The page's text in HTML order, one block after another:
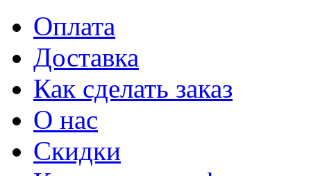
Оплата
Доставка
Как сделать заказ
О нас
Скидки